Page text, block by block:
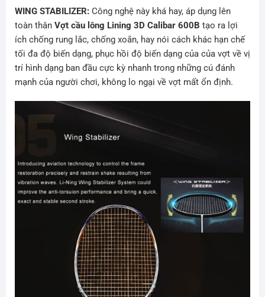
WING STABILIZER: Công nghệ này khá hay, áp dụng lên
toàn thân Vợt cầu lông Lining 3D Calibar 600B tạo ra lợi
ích chống rung lắc, chống xoắn, hay nói cách khác hạn chế
tối đa độ biến dạng, phục hồi độ biến dạng của của vợt về vị
trí hình dạng ban đầu cực kỳ nhanh trong những cú đánh
mạnh của người chơi, không lo ngại về vợt mất ổn định.